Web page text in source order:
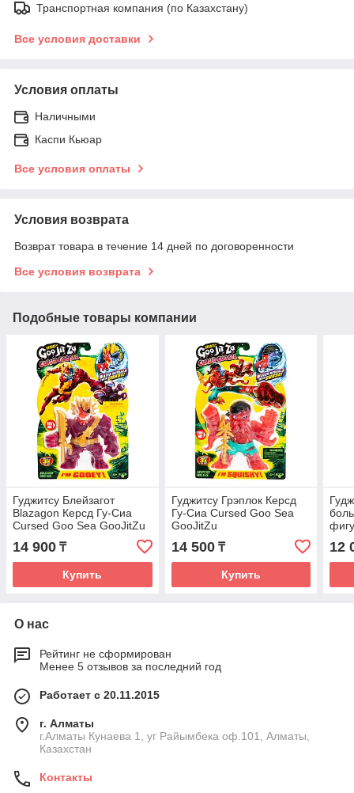
Транспортная компания (по Казахстану)
Все условия доставки
Условия оплаты
Наличными
Каспи Кьюар
Все условия оплаты
Условия возврата
Возврат товара в течение 14 дней по договоренности
Все условия возврата
Подобные товары компании
Гуджитсу Блейзагот
Blazagon Керсд Гу-Сиа
Cursed Goo Sea GooJitZu
14 900 ₸
Купить
Гуджитсу Грэплок Керсд
Гу-Сиа Cursed Goo Sea
GooJitZu
14 500₸
Купить
12
О нас
Рейтинг не сформирован
Менее 5 отзывов за последний год
Работает с 20.11.2015
г. Алматы
г.Алматы Кунаева 1, уг Райымбека оф.101, Алматы,
Казахстан
Контакты